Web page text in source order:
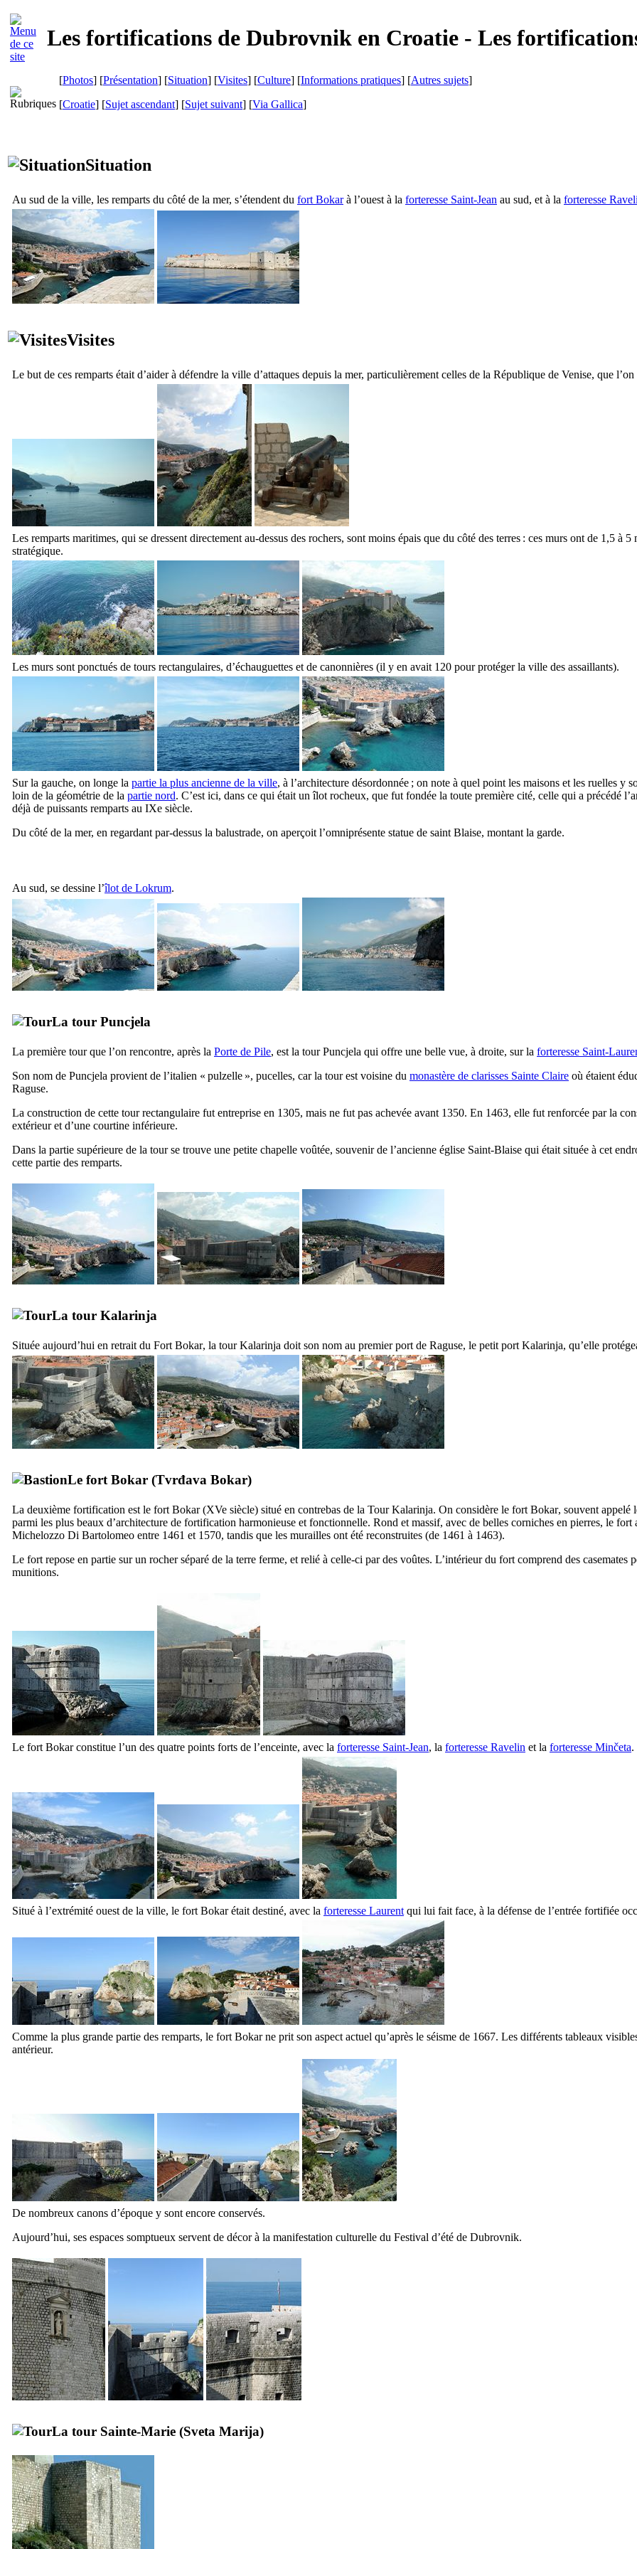
Les fortifications de Dubrovnik en Croatie - Les
[Photos] [Présentation] [Situation] [Visites] [Culture] [Informations pratiques] [Autres sujets]
[Croatie] [Sujet ascendant] [Sujet suivant] [Via Gallica]
Situation
Au sud de la ville, les remparts du côté de la mer, s’étendent du fort Bokarà l’ouest à la forteresse Saint-Jean au sud, et à la forteresse
Visites
Le but de ces remparts était d’aider à défendre la ville d’attaques depuis la mer, particulièrement celles de la République de Venise, que
Les remparts maritimes, qui se dressent directement au-dessus des rochers, sont moins épais que du côté des terres : ces murs ont de 1,5 à
stratégique.
Les murs sont ponctués de tours rectangulaires, d’échauguettes et de canonnières (il y en avait 120 pour protéger la ville des assaillants).
Sur la gauche, on longe la partie la plus ancienne de la ville, à l’architecture désordonnée ; on note à quel point les maisons et les ruelles y
loin de la géométrie de la partie nord. C’est ici, dans ce qui était un îlot rocheux, que fut fondée la toute première cité, celle qui a précédé
déjà de puissants remparts au IXe siècle.
Du côté de la mer, en regardant par-dessus la balustrade, on aperçoit l’omniprésente statue de saint Blaise, montant la garde.
Au sud, se dessine l’îlot de Lokrum.
La tour Puncjela
La première tour que l’on rencontre, après la Porte de Pile, est la tourPuncjela qui offre une belle vue, à droite, sur la forteresse Saint-
Son nom de Puncjela provient de l’italien « pulzelle », pucelles, car la tour est voisine du monastère de clarisses Sainte Claire où étaient
Raguse.
La construction de cette tour rectangulaire fut entreprise en 1305, mais ne fut pas achevée avant 1350. En 1463, elle fut renforcée par la
extérieur et d’une courtine inférieure.
Dans la partie supérieure de la tour se trouve une petite chapelle voûtée, souvenir de l’ancienne église Saint-Blaise qui était située à cet
cette partie des remparts.
La tour Kalarinja
Située aujourd’hui en retrait du Fort Bokar, la tourKalarinja doit son nom au premier port de Raguse, le petit port Kalarinja, qu’elle
Le fort Bokar (Tvrđava Bokar)
La deuxième fortification est le fort Bokar(XVe siècle) situé en contrebas de la TourKalarinja. On considère le fort Bokar, souvent appelé
parmi les plus beaux d’architecture de fortification harmonieuse et fonctionnelle. Rond et massif, avec de belles corniches en pierres, le fort
Michelozzo Di Bartolomeo entre 1461 et 1570, tandis que les murailles ont été reconstruites (de 1461 à 1463).
Le fort repose en partie sur un rocher séparé de la terre ferme, et relié à celle-ci par des voûtes. L’intérieur du fort comprend des casemates
munitions.
Le fort Bokarconstitue l’un des quatre points forts de l’enceinte, avec la forteresse Saint-Jean, la forteresse Ravelin et la forteresse Minčeta.
Situé à l’extrémité ouest de la ville, le fort Bokarétait destiné, avec la forteresse Laurent qui lui fait face, à la défense de l’entrée fortifiée
Comme la plus grande partie des remparts, le fort Bokarne prit son aspect actuel qu’après le séisme de 1667. Les différents tableaux
antérieur.
De nombreux canons d’époque y sont encore conservés.
Aujourd’hui, ses espaces somptueux servent de décor à la manifestation culturelle du Festival d’été de Dubrovnik.
La tour Sainte-Marie (Sveta Marija)